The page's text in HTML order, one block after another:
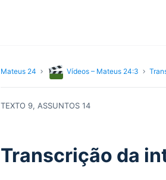
Mateus 24 Vídeos – Mateus 24:3
TEXTO 9, ASSUNTOS 14
Transcrição da